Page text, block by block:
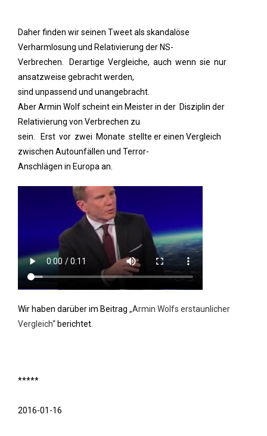
Daher finden wir seinen Tweet als skandalöse
Verharmlosung und Relativierung der NS-
Verbrechen. Derartige Vergleiche, auch wenn sie nur
ansatzweise gebracht werden,
sind unpassend und unangebracht.
Aber Armin Wolf scheint ein Meister in der Disziplin der
Relativierung von Verbrechen zu
sein. Erst vor zwei Monate stellte er einen Vergleich
zwischen Autounfällen und Terror-
Anschlägen in Europa an.
Wir haben darüber im Beitrag „Armin Wolfs erstaunlicher
Vergleich“ berichtet.
*****
2016-01-16